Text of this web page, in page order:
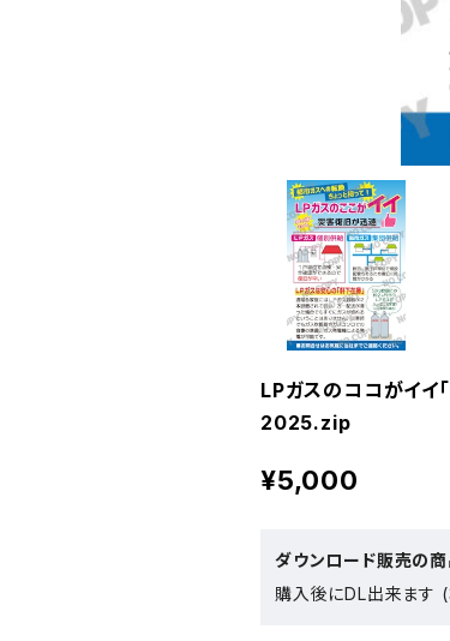
LPガスのココがイイ
2025.zip
¥5,000
ダウンロード販売の
購入後にDL出来ます